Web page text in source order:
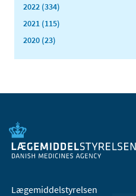
2022 (334)
2021 (115)
2020 (23)
Lægemiddelstyrelsen